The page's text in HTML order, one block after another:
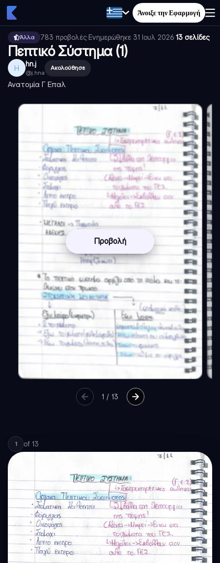
Άνοιξε την Εφαρμογή
Άλλα 783 προβολές·Ενημερώθηκε 31 Ιουλ 2026·13 σελίδες
Πεπτικό Σύστημα (1)
H hn.j
@j.hna
Ακολούθησε
Ανατομία Γ Επαλ
Προβολή
1 / 13
1 of 13